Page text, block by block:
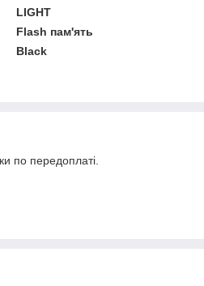
LIGHT
Flash пам'ять
Black
по передоплаті.